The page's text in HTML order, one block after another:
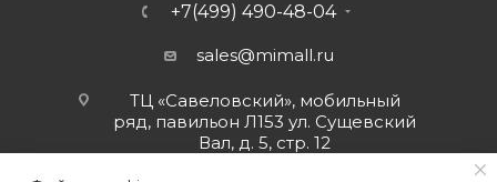
+7(499) 490-48-04
sales@mimall.ru
ТЦ «Савеловский», мобильный
ряд, павильон Л153 ул. Сущевский
Вал, д. 5, стр. 12